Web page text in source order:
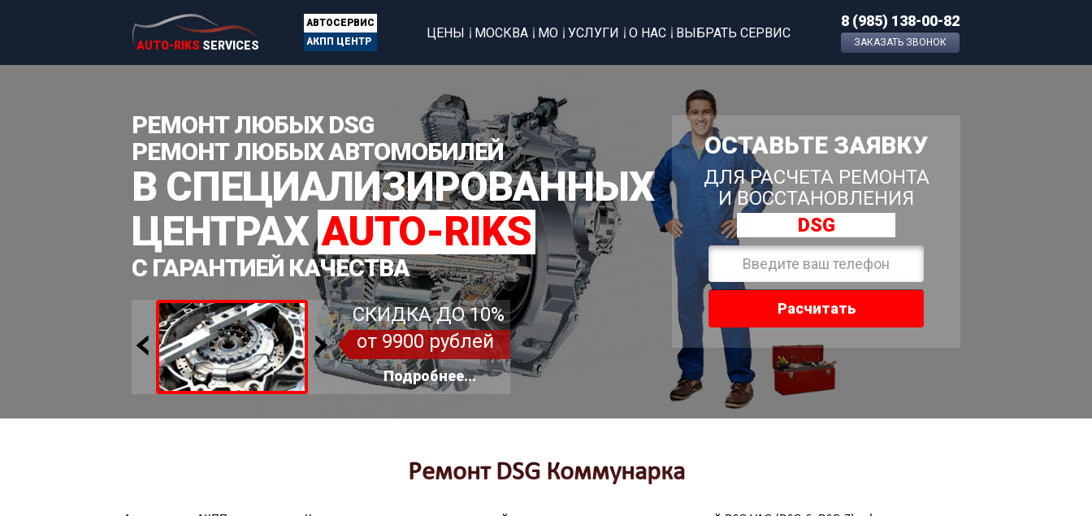
AUTO-RIKS SERVICES
АВТОСЕРВИС
АКПП ЦЕНТР
ЦЕНЫ МОСКВА МО УСЛУГИ О НАС ВЫБРАТЬ СЕРВИС
8 (985) 138-00-82
ЗАКАЗАТЬ ЗВОНОК
РЕМОНТ ЛЮБЫХ DSG
РЕМОНТ ЛЮБЫХ АВТОМОБИЛЕЙ
В СПЕЦИАЛИЗИРОВАННЫХ
ЦЕНТРАХAUTO-RIKS
С ГАРАНТИЕЙ КАЧЕСТВА
СКИДКА ДО 10%
от 9900 рублей
Подробнее...
ОСТАВЬТЕ ЗАЯВКУ
ДЛЯ РАСЧЕТА РЕМОНТА
И ВОССТАНОВЛЕНИЯ
DSG
Расчитать
Ремонт DSG Коммунарка